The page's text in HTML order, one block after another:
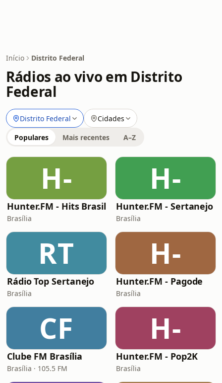
Início Distrito Federal
Rádios ao vivo em Distrito
Federal
Distrito Federal Cidades
Populares Mais recentes A–Z
H-
Hunter.FM - Hits Brasil
Brasília
H-
Hunter.FM - Sertanejo
Brasília
RT
Rádio Top Sertanejo
Brasília
H-
Hunter.FM - Pagode
Brasília
CF
Clube FM Brasília
Brasília · 105.5 FM
H-
Hunter.FM - Pop2K
Brasília